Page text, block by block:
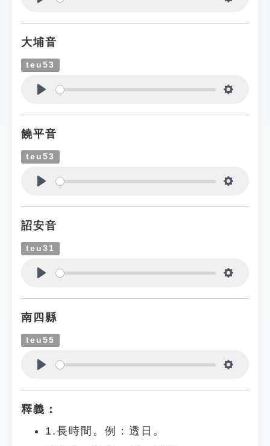
大埔音
teu53
饒平音
teu53
詔安音
teu31
南四縣
teu55
釋義：
1.長時間。例：透日。